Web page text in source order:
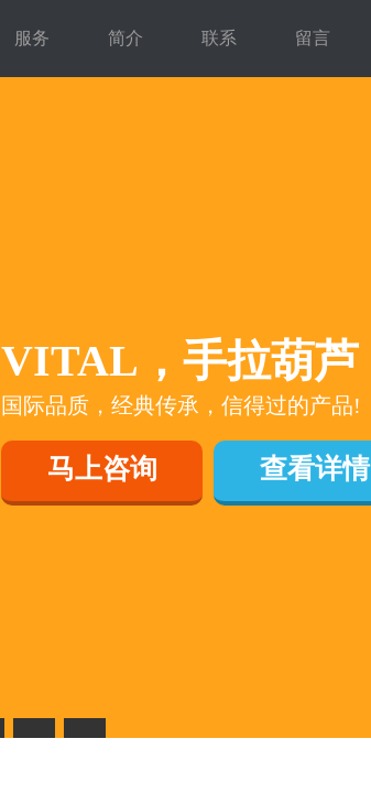
服务 简介 联系 留言
VITAL，手拉葫芦
国际品质，经典传承，信得过的产品!
马上咨询 查看详情